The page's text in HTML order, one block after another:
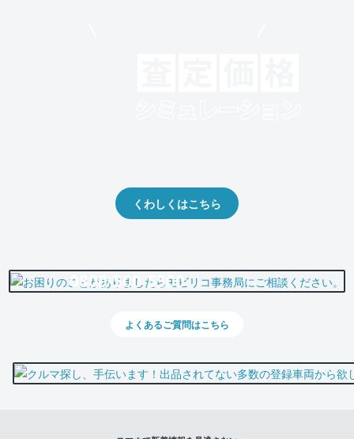
くわしくはこちら
0800-500-5500
よくあるご質問はこちら